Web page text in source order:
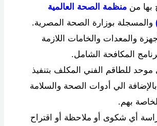
بها منمنظمة الصحة العالمية
والمسجلة بوزارة الصحة المصرية.
والمعدات والخامات اللازمة
المكافحة الشامل.
موحد للطاقم الفني المكلف بتنفيذ
بالإضافة الي أدوات الصحة والسلامة
بهم.
أي شكوى أو ملاحظة أو اقتراح